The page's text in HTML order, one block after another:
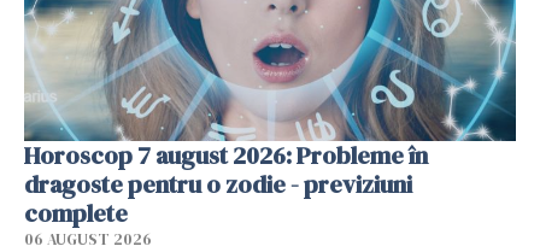
Horoscop 7 august 2026: Probleme în
dragoste pentru o zodie - previziuni
complete
06 AUGUST 2026